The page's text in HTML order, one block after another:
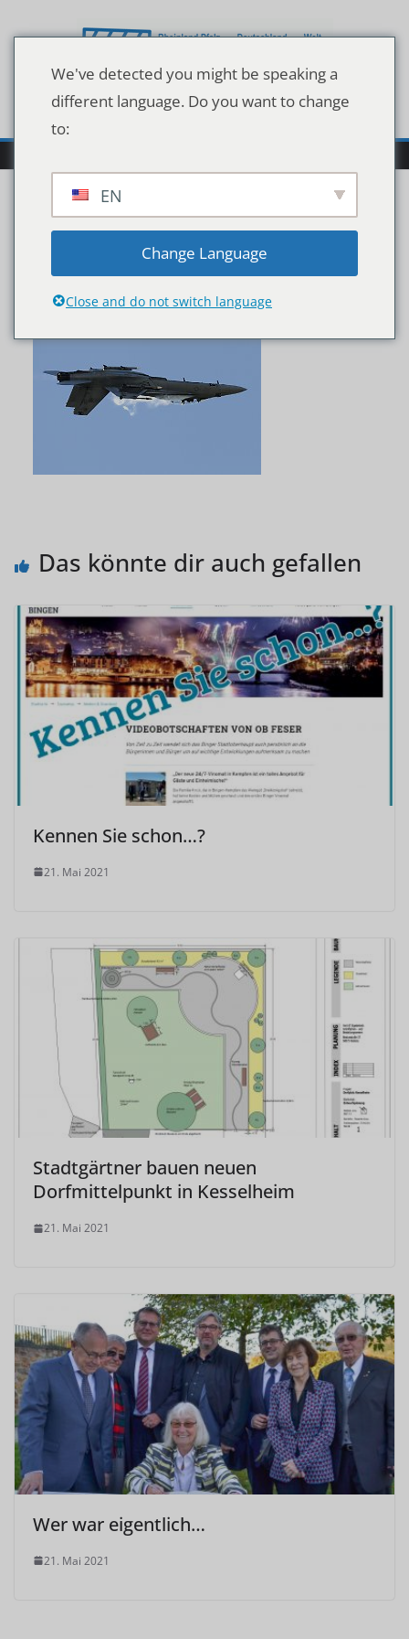
Inhalt
32685979
Das könnte dir auch gefallen
Kennen Sie schon…?
21. Mai 2021
Stadtgärtner bauen neuen
Dorfmittelpunkt in Kesselheim
21. Mai 2021
Wer war eigentlich…
21. Mai 2021
We've detected you might be speaking a
different language. Do you want to change
to:
EN
Change Language
Close and do not switch language